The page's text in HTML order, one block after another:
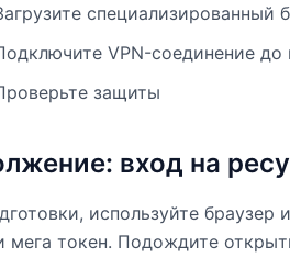
специализированный
VPN-соединение до
защиты
вход на
используйте браузер
мега токен. Подождите